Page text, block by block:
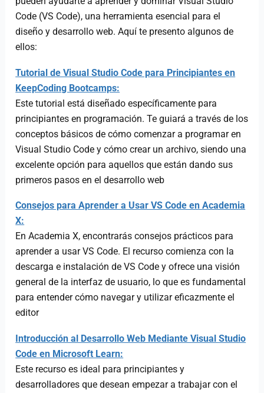
Code (VS Code), una herramienta esencial para el
diseño y desarrollo web. Aquí te presento algunos de
ellos:
Tutorial de Visual Studio Code para Principiantes en
KeepCoding Bootcamps:
Este tutorial está diseñado específicamente para
principiantes en programación. Te guiará a través de los
conceptos básicos de cómo comenzar a programar en
Visual Studio Code y cómo crear un archivo, siendo una
excelente opción para aquellos que están dando sus
primeros pasos en el desarrollo web​
Consejos para Aprender a Usar VS Code en Academia
X:
En Academia X, encontrarás consejos prácticos para
aprender a usar VS Code. El recurso comienza con la
descarga e instalación de VS Code y ofrece una visión
general de la interfaz de usuario, lo que es fundamental
para entender cómo navegar y utilizar eficazmente el
editor​
Introducción al Desarrollo Web Mediante Visual Studio
Code en Microsoft Learn:
Este recurso es ideal para principiantes y
desarrolladores que desean empezar a trabajar con el